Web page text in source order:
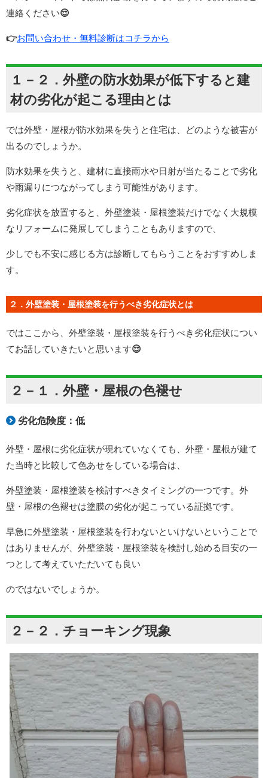
連絡ください😌
👉お問い合わせ・無料診断はコチラから
１－２．外壁の防水効果が低下すると建
材の劣化が起こる理由とは
では外壁・屋根が防水効果を失うと住宅は、どのような被害が
出るのでしょうか。
防水効果を失うと、建材に直接雨水や日射が当たることで劣化
や雨漏りにつながってしまう可能性があります。
劣化症状を放置すると、外壁塗装・屋根塗装だけでなく大規模
なリフォームに発展してしまうこともありますので、
少しでも不安に感じる方は診断してもらうことをおすすめしま
す。
２．外壁塗装・屋根塗装を行うべき劣化症状とは
ではここから、 外壁塗装・屋根塗装を行うべき劣化症状につい
てお話していきたいと思います😌
２－１．外壁・屋根の色褪せ
劣化危険度：低
外壁・屋根に劣化症状が現れていなくても、外壁・屋根が建て
た当時と比較して色あせをしている場合は、
外壁塗装・屋根塗装を検討すべきタイミングの一つです。外
壁・屋根の色褪せは塗膜の劣化が起こっている証拠です。
早急に外壁塗装・屋根塗装を行わないといけないということで
はありませんが、外壁塗装・屋根塗装を検討し始める目安の一
つとして考えていただいても良い
のではないでしょうか。
２－２．チョーキング現象